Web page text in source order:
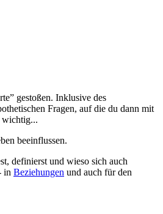
gestoßen. Inklusive des
Fragen, auf die du dann mit
wichtig...
beeinflussen.
definierst und wieso sich auch
in Beziehungen und auch für den